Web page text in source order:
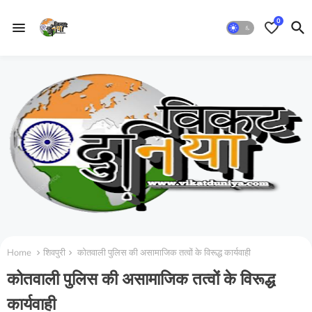
0
Home शिवपुरी कोतवाली पुलिस की असामाजिक तत्वों के विरूद्ध कार्यवाही
कोतवाली पुलिस की असामाजिक तत्वों के विरूद्ध
कार्यवाही